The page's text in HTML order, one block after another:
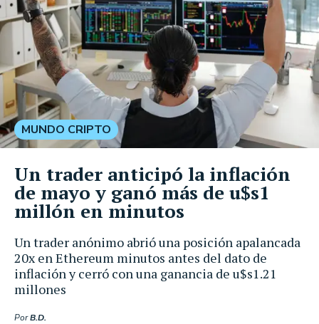
Un trader anónimo abrió una posición apalancada
20x en Ethereum minutos antes del dato de
inflación y cerró con una ganancia de u$s1.21
millones
PorB.D.
MUNDO CRIPTO
Un trader anticipó la inflación
de mayo y ganó más de u$s1
millón en minutos